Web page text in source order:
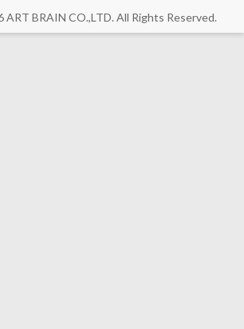
BRAIN CO.,LTD. All Rights Reserved.